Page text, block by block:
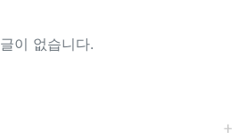
글이 없습니다.